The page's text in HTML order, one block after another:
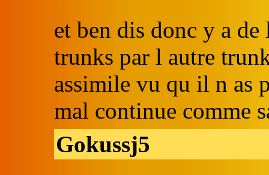
et ben dis donc y a
trunks par l autre
assimile vu qu il n as
mal continue comme
Gokussj5